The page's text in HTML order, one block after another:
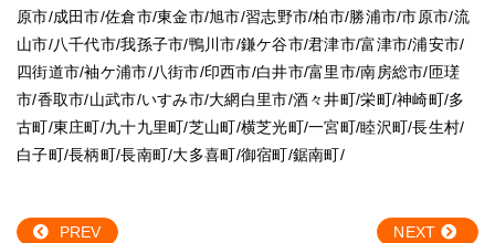
原市/成田市/佐倉市/東金市/旭市/習志野市/柏市/勝浦市/市原市/流
山市/八千代市/我孫子市/鴨川市/鎌ケ谷市/君津市/富津市/浦安市/
四街道市/袖ケ浦市/八街市/印西市/白井市/富里市/南房総市/匝瑳
市/香取市/山武市/いすみ市/大網白里市/酒々井町/栄町/神崎町/多
古町/東庄町/九十九里町/芝山町/横芝光町/一宮町/睦沢町/長生村/
白子町/長柄町/長南町/大多喜町/御宿町/鋸南町/
PREV NEXT